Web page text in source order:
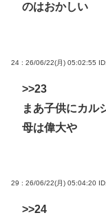
のはおかしい
24 : 26/06/22(月) 05:02:55
>>23
まあ子供にカル
母は偉大や
29 : 26/06/22(月) 05:04:20
>>24